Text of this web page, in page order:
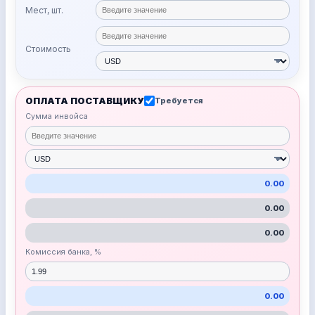
Мест, шт.
Стоимость
ОПЛАТА ПОСТАВЩИКУ Требуется
Сумма инвойса
0.00
0.00
0.00
Комиссия банка, %
0.00